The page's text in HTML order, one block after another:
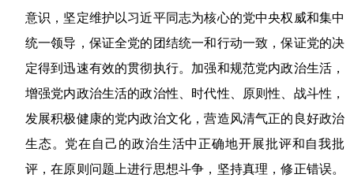
意识，坚定维护以习近平同志为核心的党中央权威和集中
统一领导，保证全党的团结统一和行动一致，保证党的决
定得到迅速有效的贯彻执行。加强和规范党内政治生活，
增强党内政治生活的政治性、时代性、原则性、战斗性，
发展积极健康的党内政治文化，营造风清气正的良好政治
生态。党在自己的政治生活中正确地开展批评和自我批
评，在原则问题上进行思想斗争，坚持真理，修正错误。